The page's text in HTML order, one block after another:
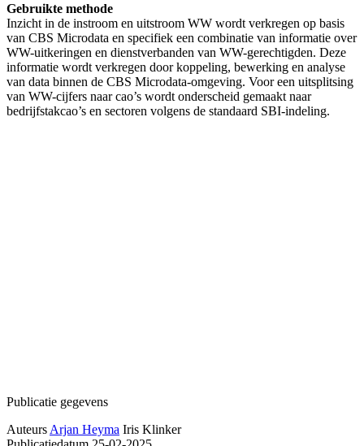
Gebruikte methode
Inzicht in de instroom en uitstroom WW wordt verkregen op basis
van CBS Microdata en specifiek een combinatie van informatie over
WW-uitkeringen en dienstverbanden van WW-gerechtigden. Deze
informatie wordt verkregen door koppeling, bewerking en analyse
van data binnen de CBS Microdata-omgeving. Voor een uitsplitsing
van WW-cijfers naar cao’s wordt onderscheid gemaakt naar
bedrijfstakcao’s en sectoren volgens de standaard SBI-indeling.
Publicatie gegevens
Auteurs Arjan Heyma Iris Klinker